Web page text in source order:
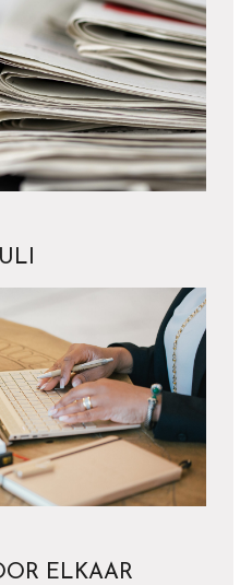
ELKAAR